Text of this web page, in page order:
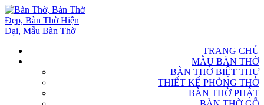
TRANG CHỦ
MẪU BÀN THỜ
BÀN THỜ BIỆT THỰ
THIẾT KẾ PHÒNG THỜ
BÀN THỜ PHẬT